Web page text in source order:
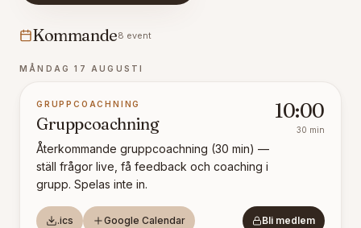
Kommande8 event
MÅNDAG 17 AUGUSTI
GRUPPCOACHNING
Gruppcoachning
Återkommande gruppcoachning (30 min) —
ställ frågor live, få feedback och coaching i
grupp. Spelas inte in.
10:00
30 min
.ics Google Calendar Bli medlem